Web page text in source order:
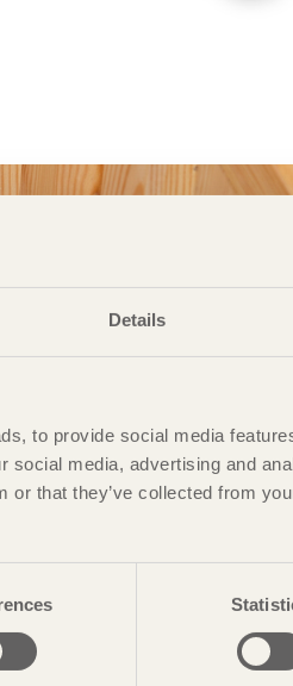
Details
to provide social media
social media, advertising and
or that they’ve collected from